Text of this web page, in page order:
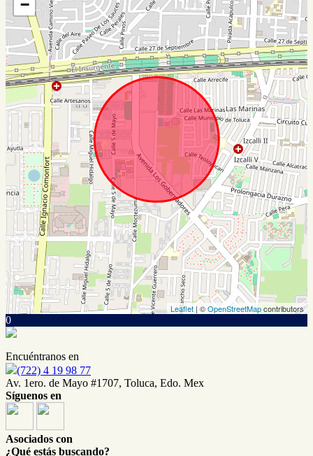
−
Leaflet | ©OpenStreetMapcontributors
0
Encuéntranos en
(722) 4 19 98 77
Av. 1ero. de Mayo #1707, Toluca, Edo. Mex
Síguenos en
Asociados con
¿Qué estás buscando?